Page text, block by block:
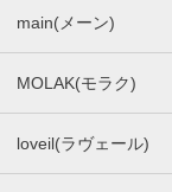
main(メーン)
MOLAK(モラク)
loveil(ラヴェール)